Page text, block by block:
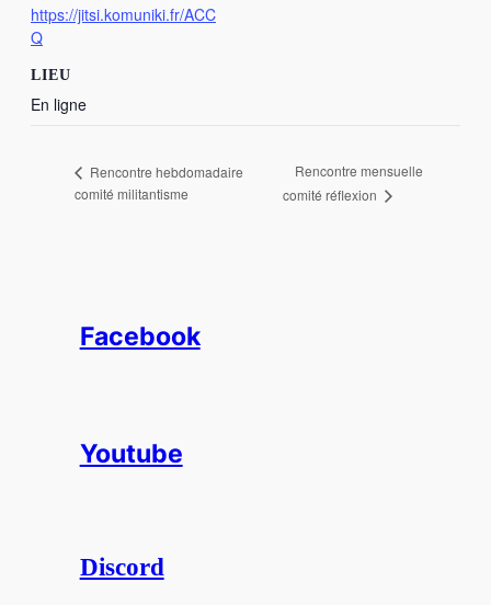
https://jitsi.komuniki.fr/ACC
Q
LIEU
En ligne
Rencontre hebdomadaire
comité militantisme
Rencontre mensuelle
comité réflexion
Facebook
Youtube
Discord